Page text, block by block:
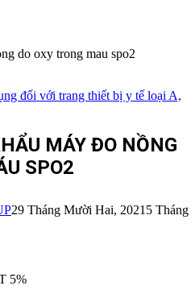
đối với trang thiết bị y tế loại A,
MÁY ĐO NỒNG
SPO2
29 Tháng Mười Hai, 2021 5 Tháng
5%